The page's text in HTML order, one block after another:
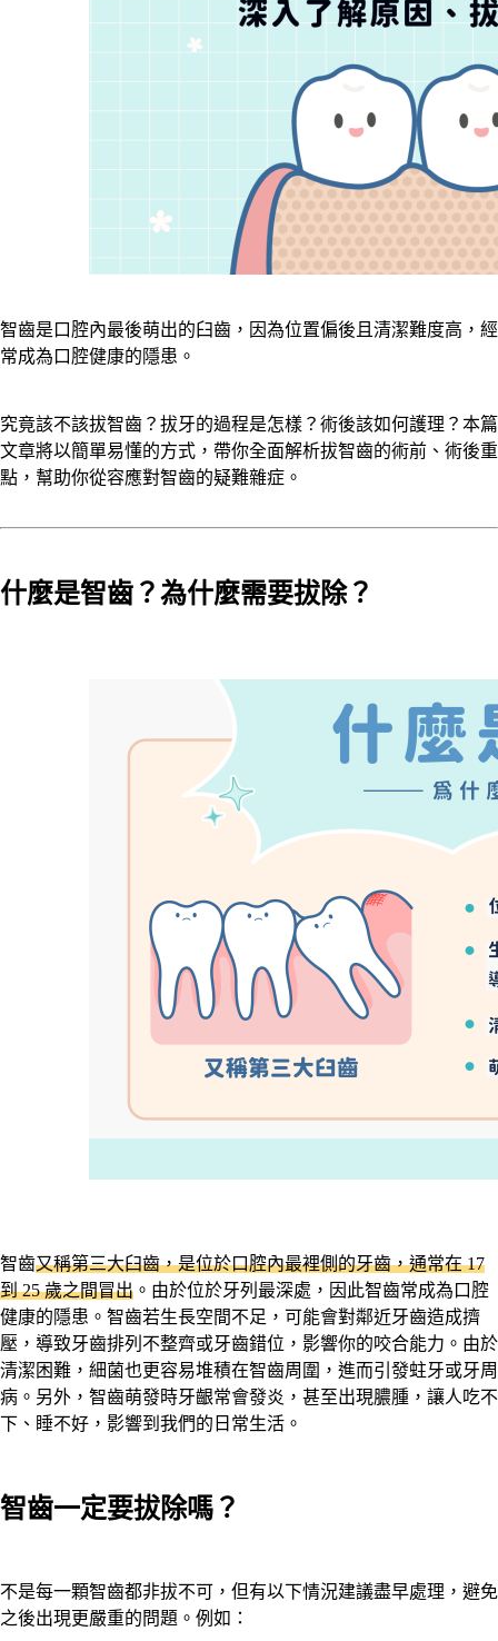
智齒是口腔內最後萌出的臼齒，因為位置偏後且清潔難度高，經
常成為口腔健康的隱患。
究竟該不該拔智齒？拔牙的過程是怎樣？術後該如何護理？本篇
文章將以簡單易懂的方式，帶你全面解析拔智齒的術前、術後重
點，幫助你從容應對智齒的疑難雜症。
什麼是智齒？為什麼需要拔除？
智齒又稱第三大臼齒，是位於口腔內最裡側的牙齒，通常在 17
到 25 歲之間冒出 。由於位於牙列最深處，因此智齒常成為口腔
健康的隱患。智齒若生長空間不足，可能會對鄰近牙齒造成擠
壓，導致牙齒排列不整齊或牙齒錯位，影響你的咬合能力。由於
清潔困難，細菌也更容易堆積在智齒周圍，進而引發蛀牙或牙周
病。另外，智齒萌發時牙齦常會發炎，甚至出現膿腫，讓人吃不
下、睡不好，影響到我們的日常生活。
智齒一定要拔除嗎？
不是每一顆智齒都非拔不可，但有以下情況建議盡早處理，避免
之後出現更嚴重的問題。例如：